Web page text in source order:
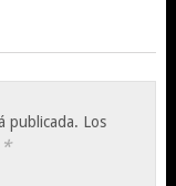
publicada. Los
*